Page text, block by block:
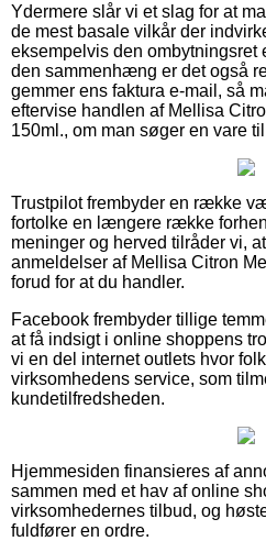
Ydermere slår vi et slag for at
de mest basale vilkår der
eksempelvis den ombytningsret
den sammenhæng er det også
gemmer ens faktura e-mail, så
eftervise handlen af Mellisa
150ml., om man søger en vare
Trustpilot frembyder en række
fortolke en længere række
meninger og herved tilråder vi,
anmeldelser af Mellisa Citron
forud for at du handler.
Facebook frembyder tillige
at få indsigt i online shoppens
vi en del internet outlets hvor
virksomhedens service, som
kundetilfredsheden.
Hjemmesiden finansieres af
sammen med et hav af online
virksomhedernes tilbud, og
fuldfører en ordre.